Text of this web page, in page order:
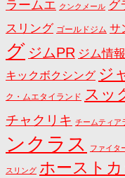
ラームエ クンクメール グ
スリング ゴールドジム サ
グ ジムPR ジム情報
キックボクシング ジ
ク・ムエタイランド スッ
チャクリキ チームティア
ンクラス
ファイタ
スリング ホースト